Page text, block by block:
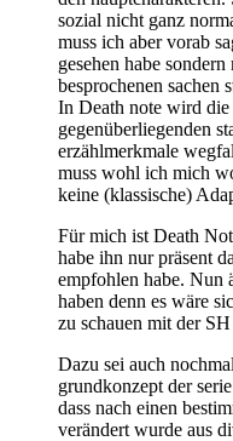
sozial nicht ganz
muss ich aber vorab
gesehen habe
besprochenen sachen
In Death note wird die
gegenüberliegenden
erzählmerkmale
muss wohl ich mich
keine (klassische)
Für mich ist Death
habe ihn nur präsent
empfohlen habe. Nun
haben denn es wäre
zu schauen mit der
Dazu sei auch
grundkonzept der
dass nach einen
verändert wurde aus